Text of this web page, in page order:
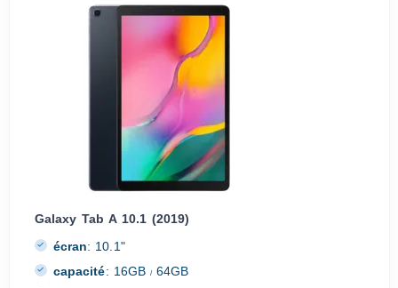
Galaxy Tab A 10.1 (2019)
écran: 10.1"
capacité: 16GB/ 64GB